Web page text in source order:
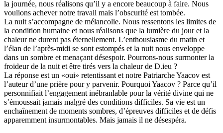
la journée, nous réalisons qu’il y a encore beaucoup à faire. Nous
voulions achever notre travail mais l’obscurité est tombée.
La nuit s’accompagne de mélancolie. Nous ressentons les limites de
la condition humaine et nous réalisons que la lumière du jour et la
chaleur ne durent pas éternellement. L’enthousiasme du matin et
l’élan de l’après-midi se sont estompés et la nuit nous enveloppe
dans un sombre et menaçant désespoir. Pourrons-nous surmonter la
froideur de la nuit et être tirés vers la chaleur de D.ieu ?
La réponse est un «oui» retentissant et notre Patriarche Yaacov est
l’auteur d’une prière pour y parvenir. Pourquoi Yaacov ? Parce qu’il
personnifiait l’engagement inébranlable pour la vérité divine qui ne
s’émoussait jamais malgré des conditions difficiles. Sa vie est un
enchaînement de moments sombres, d’épreuves difficiles et de défis
apparemment insurmontables. Mais jamais il ne désespéra.